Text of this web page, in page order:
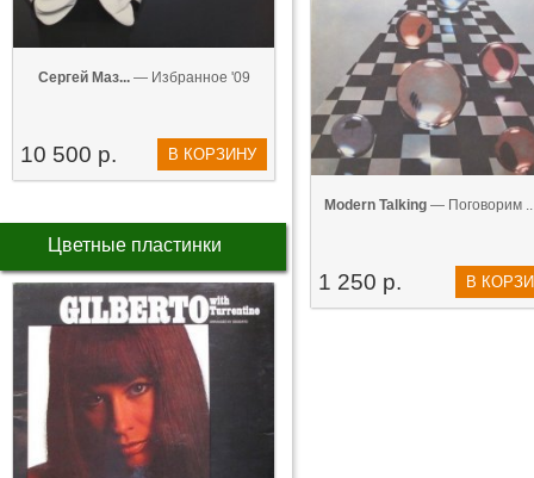
Сергей Маз...— Избранное '09
10 500 р. В КОРЗИНУ
Цветные пластинки
Modern Talking — Поговорим
1 250 р. В